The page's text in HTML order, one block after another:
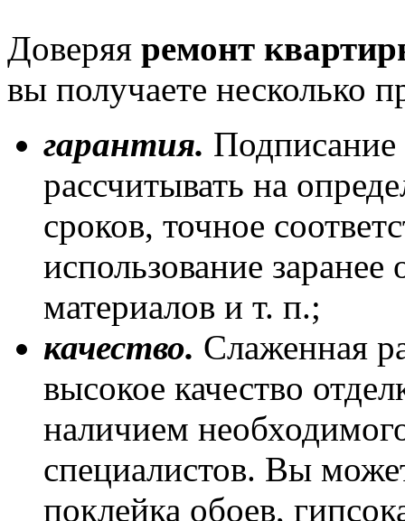
Доверяя ремонт
вы получаете несколько
гарантия. Подписание
рассчитывать на
сроков, точное
использование
материалов и т. п.;
качество. Слаженная
высокое качество
наличием
специалистов. Вы
поклейка обоев,